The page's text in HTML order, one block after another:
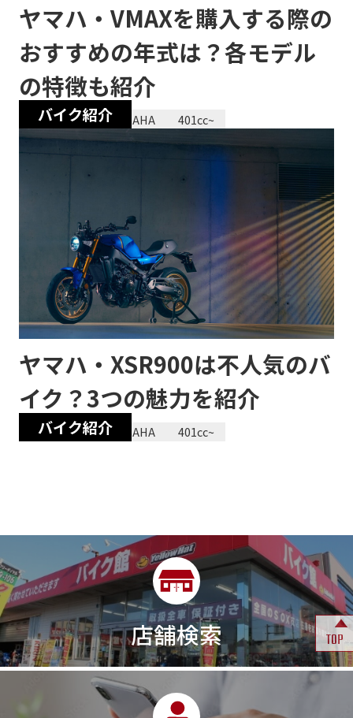
バイク紹介
ヤマハ・VMAXを購入する際の
おすすめの年式は？各モデル
の特徴も紹介
2023/12/28 YAMAHA 401cc~
バイク紹介
ヤマハ・XSR900は不人気のバ
イク？3つの魅力を紹介
2023/12/28 YAMAHA 401cc~
店舗検索 TOP